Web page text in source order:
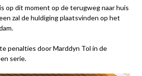
op dit moment op de terugweg naar huis
zal de huldiging plaatsvinden op het
penalties door Marddyn Tol in de
serie.